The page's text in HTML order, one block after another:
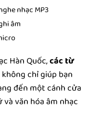
nhạc MP3
âm
Hàn Quốc,các từ
không chỉ giúp bạn
đến một cánh cửa
văn hóa âm nhạc